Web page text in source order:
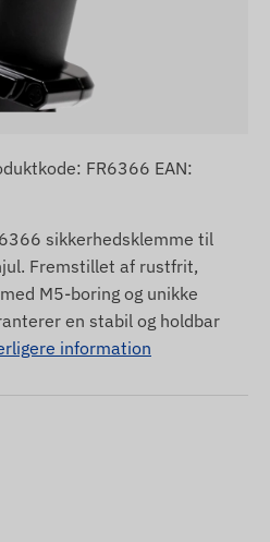
FR6366 EAN:
sikkerhedsklemme til
Fremstillet af rustfrit,
M5-boring og unikke
en stabil og holdbar
information